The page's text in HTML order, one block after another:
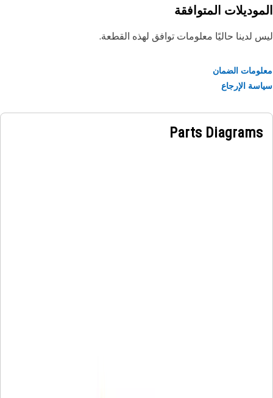
المتوافقة
لدينا حاليًا معلومات توافق لهذه القطعة.
الضمان
الإرجاع
Parts Diagrams